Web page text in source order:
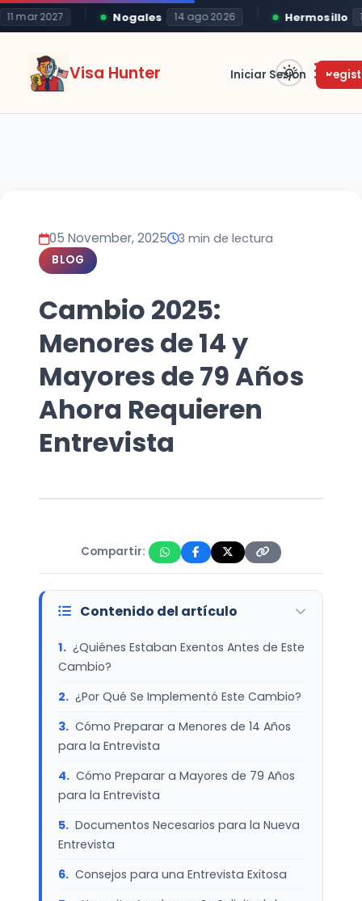
mar 2027 Nogales 14 ago 2026 Hermosillo 19
Visa Hunter Iniciar Sesión
05 November, 2025 3 min de lectura
BLOG
Cambio 2025:
Menores de 14 y
Mayores de 79 Años
Ahora Requieren
Entrevista
Compartir:
Contenido del artículo
¿Quiénes Estaban Exentos Antes de Este
Cambio?
¿Por Qué Se Implementó Este Cambio?
Cómo Preparar a Menores de 14 Años
para la Entrevista
Cómo Preparar a Mayores de 79 Años
para la Entrevista
Documentos Necesarios para la Nueva
Entrevista
Consejos para una Entrevista Exitosa